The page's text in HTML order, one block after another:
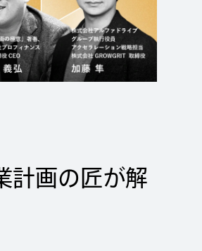
計画の匠が解